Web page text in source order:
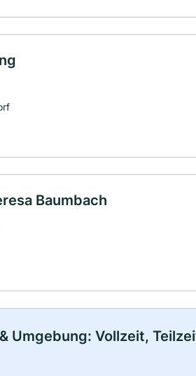
Baumbach
Umgebung: Vollzeit,